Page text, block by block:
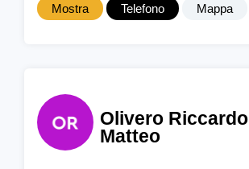
Mostra Telefono Mappa
Olivero Riccardo
Matteo